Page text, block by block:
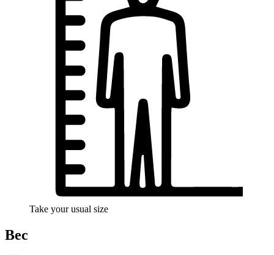
Take your usual size
Вес